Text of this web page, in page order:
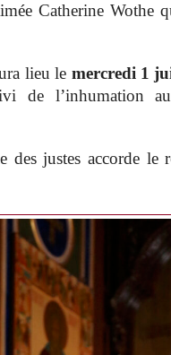
Catherine Wothe
lieu le mercredi 1
de l’inhumation
des justes accorde le